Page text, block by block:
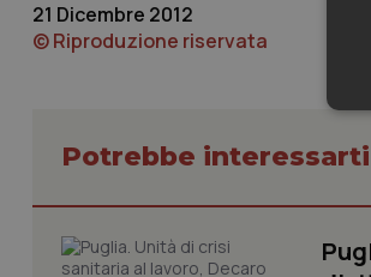
21 Dicembre 2012
© Riproduzione riservata
Potrebbe